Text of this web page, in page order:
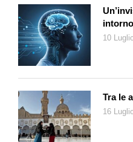
10
Tra le
16